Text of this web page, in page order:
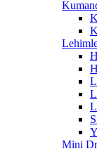
Mini